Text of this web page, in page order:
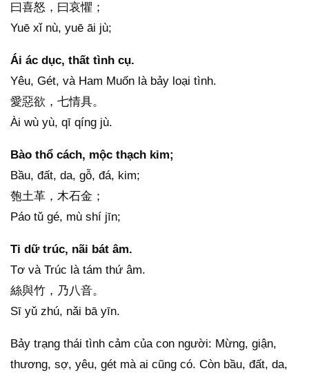
曰喜怒，曰哀懼；
Yuē xǐ nù, yuē āi jù;
Ái ác dục, thất tình cụ.
Yêu, Gét, và Ham Muốn là bảy loại tình.
愛惡欲，七情具。
Ài wù yù, qī qíng jù.
Bào thổ cách, mộc thạch kim;
Bầu, đất, da, gỗ, đá, kim;
匏土革，木石金；
Páo tǔ gé, mù shí jīn;
Ti dữ trúc, nãi bát âm.
Tơ và Trúc là tám thứ âm.
絲與竹，乃八音。
Sī yǔ zhú, nǎi bā yīn.
Bảy trạng thái tình cảm của con người: Mừng, giận,
thương, sợ, yêu, gét mà ai cũng có. Còn bầu, đất, da,